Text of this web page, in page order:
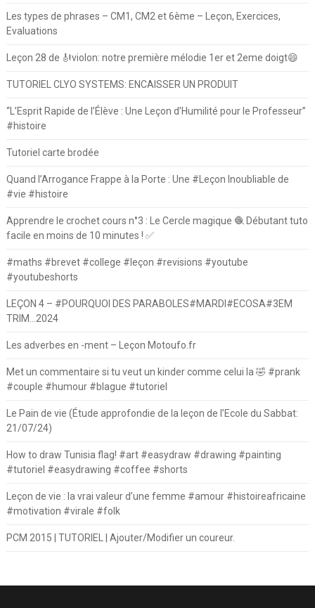
Les types de phrases – CM1, CM2 et 6ème – Leçon, Exercices,
Evaluations
Leçon 28 de 🎻violon: notre première mélodie 1er et 2eme doigt😄
TUTORIEL CLYO SYSTEMS: ENCAISSER UN PRODUIT
“L’Esprit Rapide de l’Élève : Une Leçon d’Humilité pour le Professeur”
#histoire
Tutoriel carte brodée
Quand l’Arrogance Frappe à la Porte : Une #Leçon Inoubliable de
#vie #histoire
Apprendre le crochet cours n°3 : Le Cercle magique 🧶 Débutant tuto
facile en moins de 10 minutes ! ✅
#maths #brevet #college #leçon #revisions #youtube
#youtubeshorts
LEÇON 4 – #POURQUOI DES PARABOLES#MARDI#ECOSA#3EM
TRIM…2024
Les adverbes en -ment – Leçon Motoufo.fr
Met un commentaire si tu veut un kinder comme celui la 🤣 #prank
#couple #humour #blague #tutoriel
Le Pain de vie (Étude approfondie de la leçon de l’Ecole du Sabbat:
21/07/24)
How to draw Tunisia flag! #art #easydraw #drawing #painting
#tutoriel #easydrawing #coffee #shorts
Leçon de vie : la vrai valeur d’une femme #amour #histoireafricaine
#motivation #virale #folk
PCM 2015 | TUTORIEL | Ajouter/Modifier un coureur.